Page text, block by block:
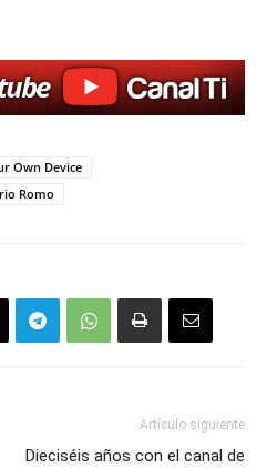
Own Device
Romo
Artículo siguiente
Dieciséis años con el canal de